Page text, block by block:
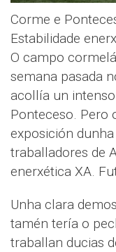
Corme e
Estabilidade
O campo
semana pasada
acollía un
Ponteceso. Pero
exposición
traballadores de
enerxética XA.
Unha clara
tamén tería o
traballan ducias